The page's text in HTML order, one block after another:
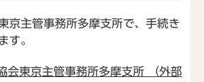
京主管事務所多摩支所で、手続き
す。
会東京主管事務所多摩支所 （外部